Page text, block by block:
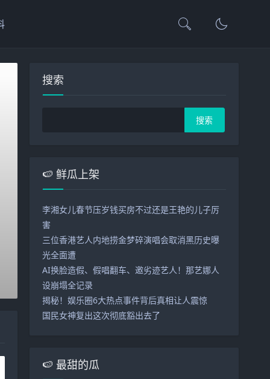
古力娜扎耍大牌实锤？剧组匿
搜索
🍉 鲜瓜上架
李湘女儿春节压岁钱买房不过还是王艳的儿子厉
害
三位香港艺人内地捞金梦碎演唱会取消黑历史曝
光全面遭
AI换脸造假、假唱翻车、邀劣迹艺人！那艺娜人
设崩塌全记录
揭秘！娱乐圈6大热点事件背后真相让人震惊
国民女神复出这次彻底豁出去了
🍉 最甜的瓜